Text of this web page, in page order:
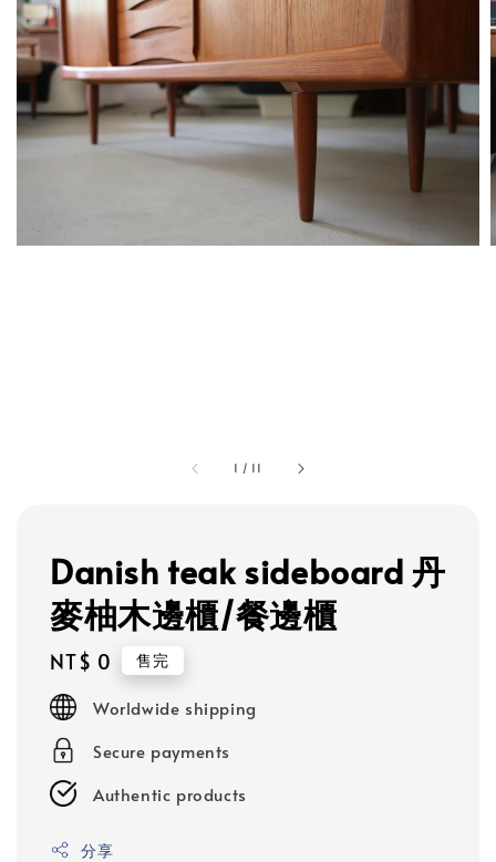
1 / 11
Danish teak sideboard 丹
麥柚木邊櫃/餐邊櫃
Regular
price
NT$ 0 售完
Worldwide shipping
Secure payments
Authentic products
分享